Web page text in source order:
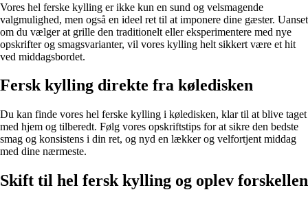
Vores hel ferske kylling er ikke kun en sund og velsmagende
valgmulighed, men også en ideel ret til at imponere dine gæster. Uanset
om du vælger at grille den traditionelt eller eksperimentere med nye
opskrifter og smagsvarianter, vil vores kylling helt sikkert være et hit
ved middagsbordet.
Fersk kylling direkte fra køledisken
Du kan finde vores hel ferske kylling i køledisken, klar til at blive taget
med hjem og tilberedt. Følg vores opskriftstips for at sikre den bedste
smag og konsistens i din ret, og nyd en lækker og velfortjent middag
med dine nærmeste.
Skift til hel fersk kylling og oplev forskellen